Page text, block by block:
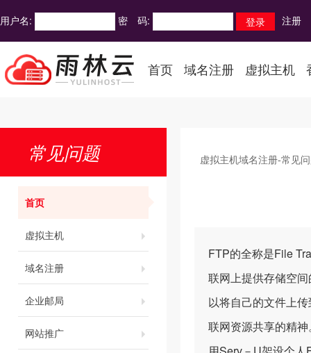
用户名: 密 码: 注册
首页 域名注册 虚拟主机
常见问题
首页
虚拟主机
域名注册
企业邮局
网站推广
虚拟主机域名注册-常见
FTP的全称是File
联网上提供存储空
以将自己的文件上
联网资源共享的精神